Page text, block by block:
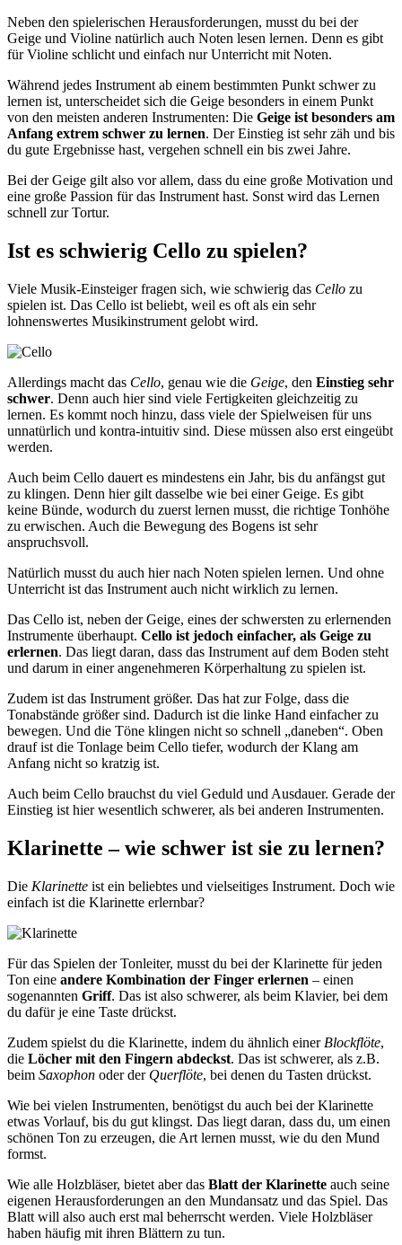
Neben den spielerischen Herausforderungen, musst du bei der
Geige und Violine natürlich auch Noten lesen lernen. Denn es gibt
für Violine schlicht und einfach nur Unterricht mit Noten.
Während jedes Instrument ab einem bestimmten Punkt schwer zu
lernen ist, unterscheidet sich die Geige besonders in einem Punkt
von den meisten anderen Instrumenten: Die Geige ist besonders am
Anfang extrem schwer zu lernen. Der Einstieg ist sehr zäh und bis
du gute Ergebnisse hast, vergehen schnell ein bis zwei Jahre.
Bei der Geige gilt also vor allem, dass du eine große Motivation und
eine große Passion für das Instrument hast. Sonst wird das Lernen
schnell zur Tortur.
Ist es schwierig Cello zu spielen?
Viele Musik-Einsteiger fragen sich, wie schwierig das Cello zu
spielen ist. Das Cello ist beliebt, weil es oft als ein sehr
lohnenswertes Musikinstrument gelobt wird.
Allerdings macht das Cello, genau wie die Geige, den Einstieg sehr
schwer. Denn auch hier sind viele Fertigkeiten gleichzeitig zu
lernen. Es kommt noch hinzu, dass viele der Spielweisen für uns
unnatürlich und kontra-intuitiv sind. Diese müssen also erst eingeübt
werden.
Auch beim Cello dauert es mindestens ein Jahr, bis du anfängst gut
zu klingen. Denn hier gilt dasselbe wie bei einer Geige. Es gibt
keine Bünde, wodurch du zuerst lernen musst, die richtige Tonhöhe
zu erwischen. Auch die Bewegung des Bogens ist sehr
anspruchsvoll.
Natürlich musst du auch hier nach Noten spielen lernen. Und ohne
Unterricht ist das Instrument auch nicht wirklich zu lernen.
Das Cello ist, neben der Geige, eines der schwersten zu erlernenden
Instrumente überhaupt. Cello ist jedoch einfacher, als Geige zu
erlernen. Das liegt daran, dass das Instrument auf dem Boden steht
und darum in einer angenehmeren Körperhaltung zu spielen ist.
Zudem ist das Instrument größer. Das hat zur Folge, dass die
Tonabstände größer sind. Dadurch ist die linke Hand einfacher zu
bewegen. Und die Töne klingen nicht so schnell „daneben“. Oben
drauf ist die Tonlage beim Cello tiefer, wodurch der Klang am
Anfang nicht so kratzig ist.
Auch beim Cello brauchst du viel Geduld und Ausdauer. Gerade der
Einstieg ist hier wesentlich schwerer, als bei anderen Instrumenten.
Klarinette – wie schwer ist sie zu lernen?
Die Klarinette ist ein beliebtes und vielseitiges Instrument. Doch wie
einfach ist die Klarinette erlernbar?
Für das Spielen der Tonleiter, musst du bei der Klarinette für jeden
Ton eine andere Kombination der Finger erlernen – einen
sogenannten Griff. Das ist also schwerer, als beim Klavier, bei dem
du dafür je eine Taste drückst.
Zudem spielst du die Klarinette, indem du ähnlich einer Blockflöte,
die Löcher mit den Fingern abdeckst. Das ist schwerer, als z.B.
beim Saxophon oder der Querflöte, bei denen du Tasten drückst.
Wie bei vielen Instrumenten, benötigst du auch bei der Klarinette
etwas Vorlauf, bis du gut klingst. Das liegt daran, dass du, um einen
schönen Ton zu erzeugen, die Art lernen musst, wie du den Mund
formst.
Wie alle Holzbläser, bietet aber das Blatt der Klarinette auch seine
eigenen Herausforderungen an den Mundansatz und das Spiel. Das
Blatt will also auch erst mal beherrscht werden. Viele Holzbläser
haben häufig mit ihren Blättern zu tun.